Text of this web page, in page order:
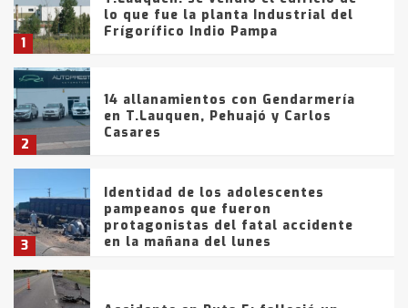
1
lo que fue la planta Industrial del
Frígorífico Indio Pampa
2
14 allanamientos con Gendarmería
en T.Lauquen, Pehuajó y Carlos
Casares
3
Identidad de los adolescentes
pampeanos que fueron
protagonistas del fatal accidente
en la mañana del lunes